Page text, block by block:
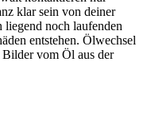
klar sein von deiner
liegend noch laufenden
entstehen. Ölwechsel
Bilder vom Öl aus der